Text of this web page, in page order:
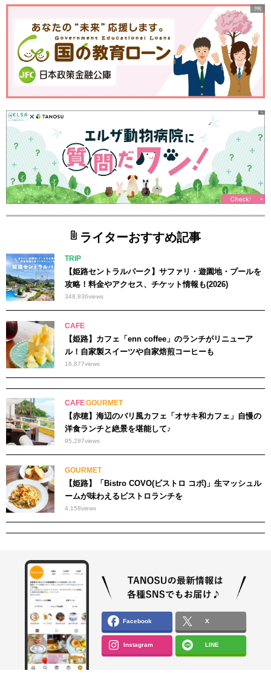
ライターおすすめ記事
TRIP
【姫路セントラルパーク】サファリ・遊園地・プールを
攻略！料金やアクセス、チケット情報も(2026)
348,836views
CAFE
【姫路】カフェ「enn coffee」のランチがリニューア
ル！自家製スイーツや自家焙煎コーヒーも
16,877views
CAFEGOURMET
【赤穂】海辺のバリ風カフェ「オサキ和カフェ」自慢の
洋食ランチと絶景を堪能して♪
95,287views
GOURMET
【姫路】「Bistro COVO(ビストロ コボ)」生マッシュル
ームが味わえるビストロランチを
4,158views
Facebook X
Instagram LINE